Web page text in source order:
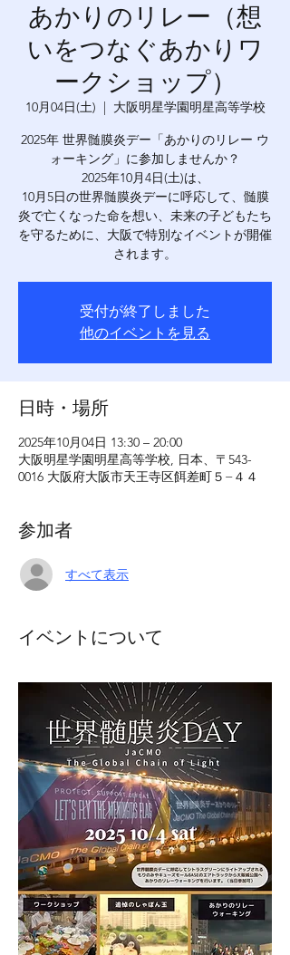
あかりのリレー（想
いをつなぐあかりワ
ークショップ）
10月04日(土)
  |
大阪明星学園明星高等学校
2025年 世界髄膜炎デー「あかりのリレー ウ
ォーキング」に参加しませんか？
2025年10月4日(土)は、
10月5日の世界髄膜炎デーに呼応して、髄膜
炎で亡くなった命を想い、未来の子どもたち
を守るために、大阪で特別なイベントが開催
受付が終了しました
他のイベントを見る
日時・場所
2025年10月04日 13:30 – 20:00
大阪明星学園明星高等学校, 日本、〒543-
0016 大阪府大阪市天王寺区餌差町５−４４
参加者
すべて表示
イベントについて